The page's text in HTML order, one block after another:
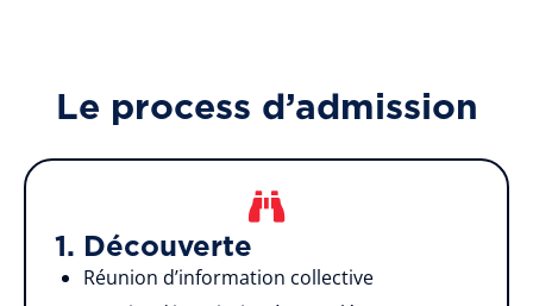
Le process d’admission
1. Découverte
Réunion d’information collective